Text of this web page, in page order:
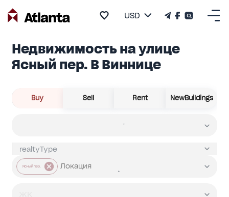
USD
Недвижимость на улице
Ясный пер. В Виннице
Buy Sell Rent NewBuildings
Ясный пер.